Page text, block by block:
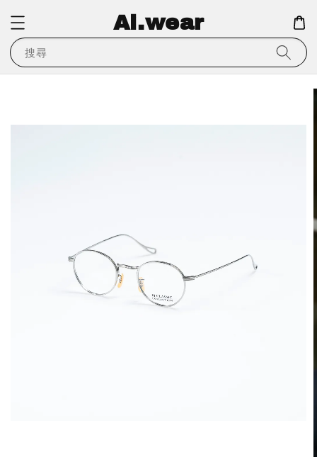
Ai.wear
搜尋